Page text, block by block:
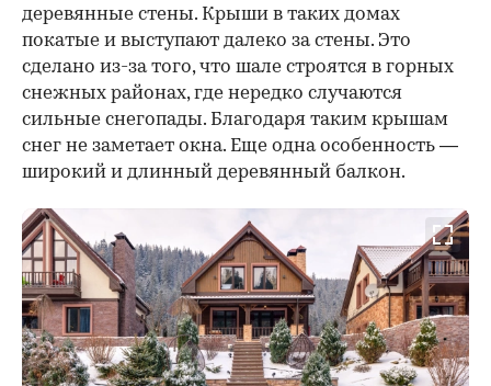
деревянные стены. Крыши в таких домах
покатые и выступают далеко за стены. Это
сделано из-за того, что шале строятся в горных
снежных районах, где нередко случаются
сильные снегопады. Благодаря таким крышам
снег не заметает окна. Еще одна особенность —
широкий и длинный деревянный балкон.